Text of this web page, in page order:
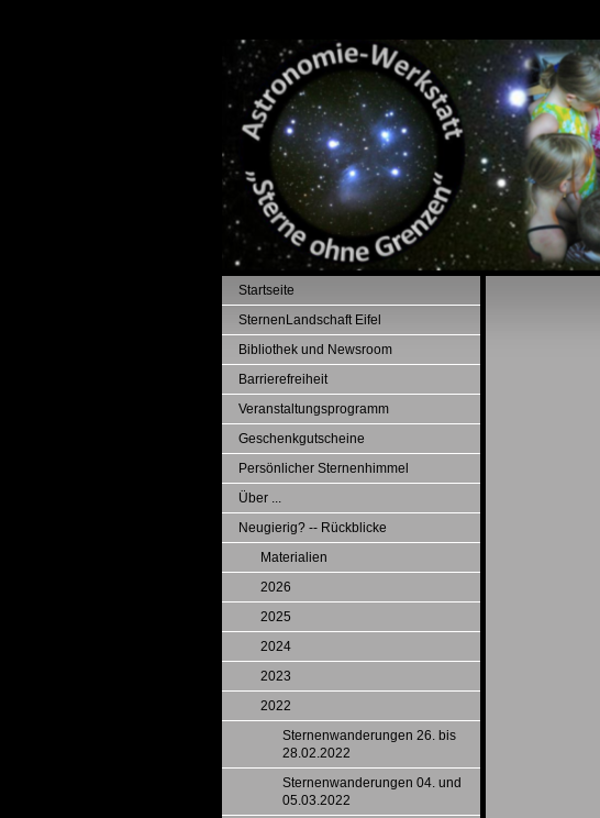
Startseite
SternenLandschaft Eifel
Bibliothek und Newsroom
Barrierefreiheit
Veranstaltungsprogramm
Geschenkgutscheine
Persönlicher Sternenhimmel
Über ...
Neugierig? -- Rückblicke
Materialien
2026
2025
2024
2023
2022
Sternenwanderungen 26. bis
28.02.2022
Sternenwanderungen 04. und
05.03.2022